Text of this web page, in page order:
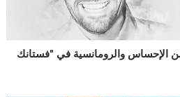
والرومانسية في "فستانك